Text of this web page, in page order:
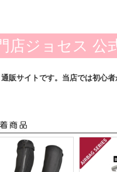
店ジョセス 公
販サイトです。当店では初